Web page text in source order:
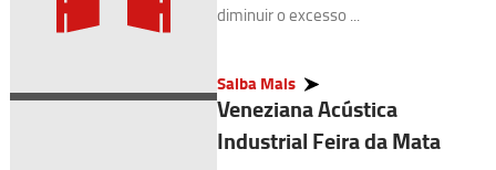
diminuir o excesso ...
Saiba Mais
Veneziana Acústica
Industrial Feira da Mata